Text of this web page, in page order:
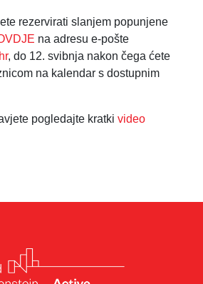
rezervirati slanjem popunjene
na adresu e-pošte
, do 12. svibnja nakon čega ćete
na kalendar s dostupnim
pogledajte kratki video